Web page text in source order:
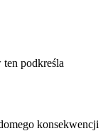
podkreśla
konsekwencji